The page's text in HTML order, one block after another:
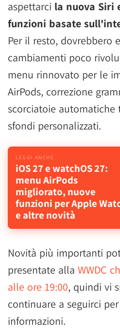
aspettarci la nuova Siri
funzioni basate
Per il resto, dovrebbero
cambiamenti poco
menu rinnovato per le
AirPods, correzione
scorciatoie automatiche
sfondi personalizzati.
iOS 27 e watchOS 27:
menu AirPods
migliorato, nuove
funzioni per Apple
e altre novità
Novità più importanti
presentate alla WWDC
alle ore 19:00, quindi vi
continuare a seguirci
informazioni.